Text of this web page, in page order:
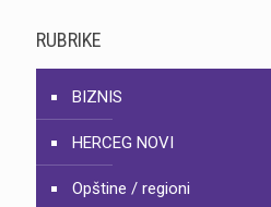
RUBRIKE
BIZNIS
HERCEG NOVI
Opštine / regioni